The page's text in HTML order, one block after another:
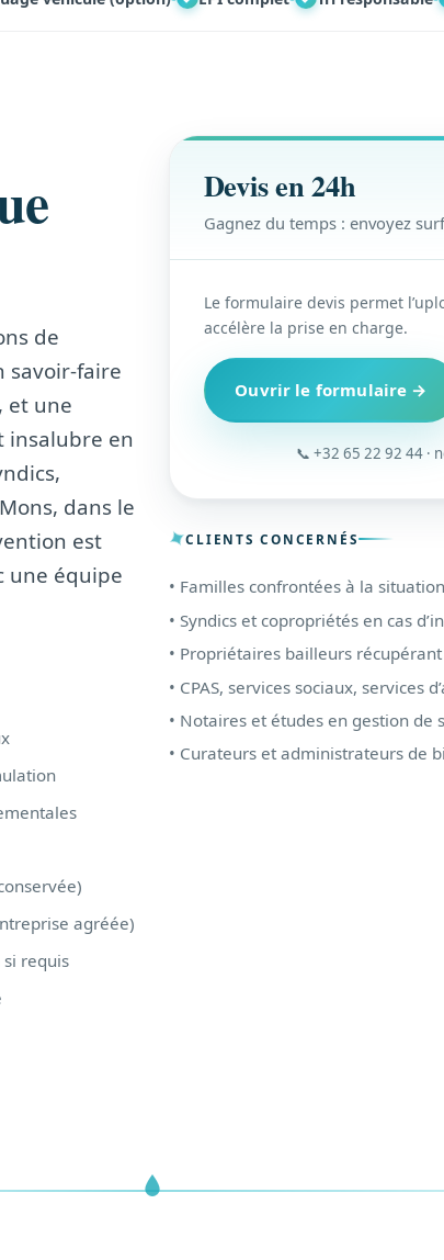
de
savoir-faire
et une
insalubre en
dans le
est
une équipe
agréée)
requis
Devis en 24h
Gagnez du temps : envoyez
Le formulaire devis permet
accélère la prise en charge.
Ouvrir le formulaire →
📞 +32 65 22 92 44 ·
CLIENTS CONCERNÉS
• Familles confrontées à la
• Syndics et copropriétés en cas
• Propriétaires bailleurs
• CPAS, services sociaux, services
• Notaires et études en gestion de
• Curateurs et administrateurs de